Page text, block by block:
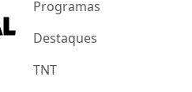
Programas
Destaques
TNT